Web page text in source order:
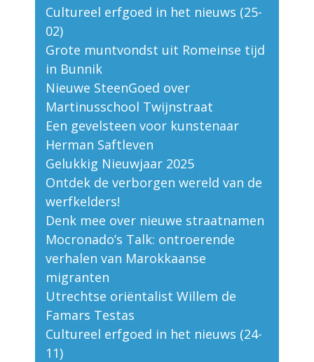
Cultureel erfgoed in het nieuws (25-
02)
Grote muntvondst uit Romeinse tijd
in Bunnik
Nieuwe SteenGoed over
Martinusschool Twijnstraat
Een gevelsteen voor kunstenaar
Herman Saftleven
Gelukkig Nieuwjaar 2025
Ontdek de verborgen wereld van de
werfkelders!
Denk mee over nieuwe straatnamen
Mocronado’s Talk: ontroerende
verhalen van Marokkaanse
migranten
Utrechtse oriëntalist Willem de
Famars Testas
Cultureel erfgoed in het nieuws (24-
11)